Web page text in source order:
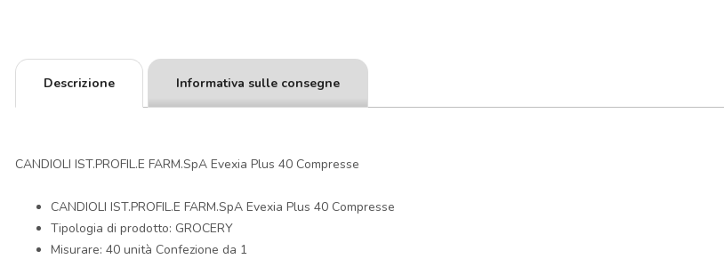
Descrizione Informativa sulle consegne
CANDIOLI IST.PROFIL.E FARM.SpA Evexia Plus 40 Compresse
CANDIOLI IST.PROFIL.E FARM.SpA Evexia Plus 40 Compresse
Tipologia di prodotto: GROCERY
Misurare: 40 unità Confezione da 1